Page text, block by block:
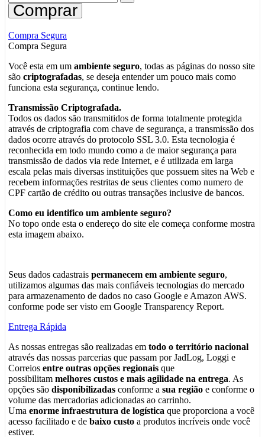
Comprar
Compra Segura
Compra Segura
Você esta em um ambiente seguro, todas as páginas do nosso site
são criptografadas, se deseja entender um pouco mais como
funciona esta segurança, continue lendo.
Transmissão Criptografada.
Todos os dados são transmitidos de forma totalmente protegida
através de criptografia com chave de segurança, a transmissão dos
dados ocorre através do protocolo SSL 3.0. Esta tecnologia é
reconhecida em todo mundo como a de maior segurança para
transmissão de dados via rede Internet, e é utilizada em larga
escala pelas mais diversas instituições que possuem sites na Web e
recebem informações restritas de seus clientes como numero de
CPF cartão de crédito ou outras transações inclusive de bancos.
Como eu identifico um ambiente seguro?
No topo onde esta o endereço do site ele começa conforme mostra
esta imagem abaixo.
Seus dados cadastrais permanecem em ambiente seguro,
utilizamos algumas das mais confiáveis tecnologias do mercado
para armazenamento de dados no caso Google e Amazon AWS.
conforme pode ser visto em Google Transparency Report.
Entrega Rápida
As nossas entregas são realizadas em todo o território nacional
através das nossas parcerias que passam por JadLog, Loggi e
Correios entre outras opções regionais que
possibilitam melhores custos e mais agilidade na entrega. As
opções são disponibilizadas conforme a sua região e conforme o
volume das mercadorias adicionadas ao carrinho.
Uma enorme infraestrutura de logística que proporciona a você
acesso facilitado e de baixo custo a produtos incríveis onde você
estiver.